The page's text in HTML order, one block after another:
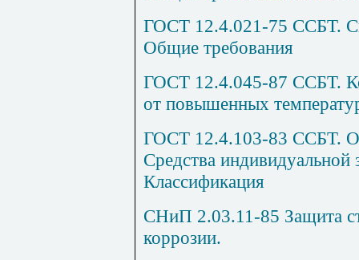
ГОСТ 12.4.021-75 ССБТ.
Общие требования
ГОСТ 12.4.045-87 ССБТ.
от повышенных
ГОСТ 12.4.103-83 ССБТ.
Средства
Классификация
СНиП 2.03.11-85 Защита
коррозии.